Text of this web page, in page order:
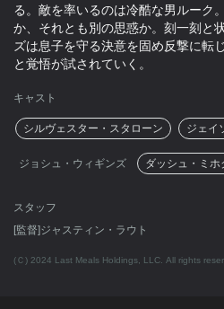
る。敵を率いるのは冷酷な男ルーク
か、それとも別の思惑か。刻一刻と
ズは息子を守る決意を固め反撃に転
と覚悟が試されていく。
キャスト
シルヴェスター・スタローン ジェイ
ジョシュ・ウィギンズ ダッシュ・ミホ
スタッフ
[監督]ジャスティン・ラウト
(Ｃ) 2024 Last Meals Holdings, LLC. All rights